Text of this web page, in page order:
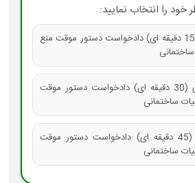
را انتخاب نمایید:
بسته برنزی (15 دقیقه ای) دادخواست دستور موقت منع
بسته نقره ای (30 دقیقه ای) دادخواست دستور موقت
ساختمانی
بسته طلایی (45 دقیقه ای) دادخواست دستور موقت
ساختمانی